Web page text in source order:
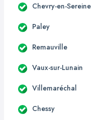
Chevry-en-Sereine
Paley
Remauville
Vaux-sur-Lunain
Villemaréchal
Chessy